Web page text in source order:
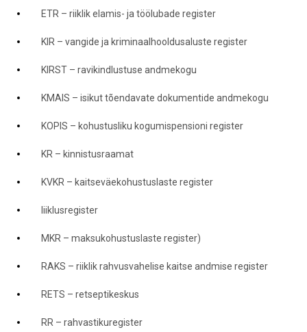
ETR – riiklik elamis- ja töölubade register
KIR – vangide ja kriminaalhooldusaluste register
KIRST – ravikindlustuse andmekogu
KMAIS – isikut tõendavate dokumentide andmekogu
KOPIS – kohustusliku kogumispensioni register
KR – kinnistusraamat
KVKR – kaitseväekohustuslaste register
liiklusregister
MKR – maksukohustuslaste register)
RAKS – riiklik rahvusvahelise kaitse andmise register
RETS – retseptikeskus
RR – rahvastikuregister